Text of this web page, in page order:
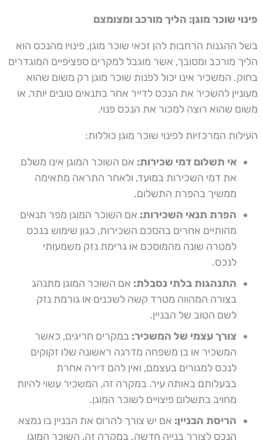
פינוי שוכר מוגן: הליך מורכב ומצומצם
בשל ההגנות הרחבות להן זכאי שוכר מוגן, פינויו מהנכס הוא
הליך מורכב ומסובך, אשר מוגבל למקרים ספציפיים המוגדרים
בחוק. המשכיר אינו יכול לפנות שוכר מוגן רק משום שהוא
מעוניין להשכיר את הנכס לדייר אחר בתנאים טובים יותר, או
משום שהוא רוצה למכור את הנכס פנוי.
העילות המרכזיות לפינוי שוכר מוגן כוללות:
אי תשלום דמי שכירות: אם השוכר המוגן אינו משלם
את דמי השכירות במועד, ולאחר התראה מתאימה
ממשיך בהפרת התשלום.
הפרת תנאי השכירות: אם השוכר המוגן מפר תנאים
מהותיים אחרים בהסכם השכירות, כגון שימוש בנכס
למטרה שונה מהמוסכם או גרימת נזק משמעותי
לנכס.
התנהגות בלתי נסבלת: אם השוכר המוגן מתנהג
בצורה המהווה מטרד קשה לשכנים או גורמת נזק
לשם הטוב של הבניין.
צורך עצמי של המשכיר: במקרים חריגים, כאשר
המשכיר או בן משפחה מדרגה ראשונה שלו זקוקים
לנכס למגורים בעצמם, ואין להם דירה אחרת
בבעלותם באותה עיר. במקרה זה, המשכיר עשוי להיות
מחויב בתשלום פיצויים לשוכר המוגן.
הריסת הבניין: אם יש צורך להרוס את הבניין בו נמצא
הנכס לצורך בנייה חדשה. במקרה זה, השוכר המוגן